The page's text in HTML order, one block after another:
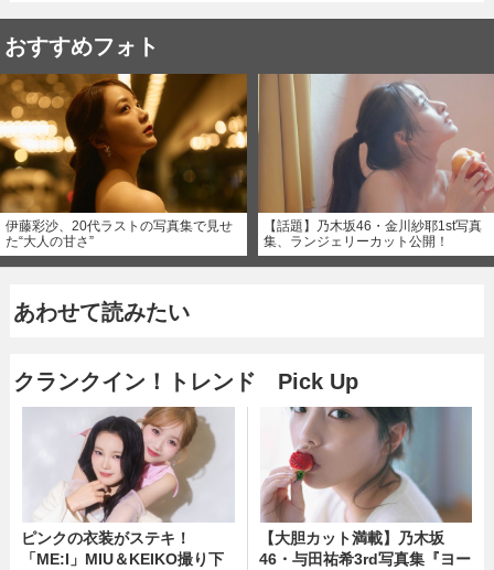
おすすめフォト
伊藤彩沙、20代ラストの写真集で見せ
た“大人の甘さ”
【話題】乃木坂46・金川紗耶1st写真
集、ランジェリーカット公開！
あわせて読みたい
クランクイン！トレンド Pick Up
ピンクの衣装がステキ！
「ME:I」MIU＆KEIKO撮り下
【大胆カット満載】乃木坂
46・与田祐希3rd写真集『ヨー